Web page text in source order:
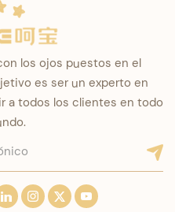
los ojos puestos en el
es ser un experto en
a todos los clientes en todo